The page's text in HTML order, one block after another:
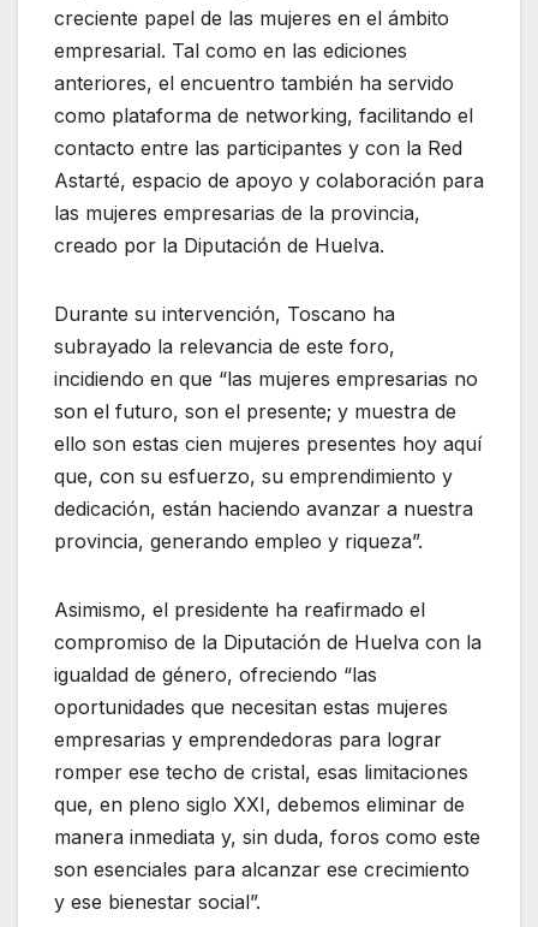
creciente papel de las mujeres en el ámbito
empresarial. Tal como en las ediciones
anteriores, el encuentro también ha servido
como plataforma de networking, facilitando el
contacto entre las participantes y con la Red
Astarté, espacio de apoyo y colaboración para
las mujeres empresarias de la provincia,
creado por la Diputación de Huelva.
Durante su intervención, Toscano ha
subrayado la relevancia de este foro,
incidiendo en que “las mujeres empresarias no
son el futuro, son el presente; y muestra de
ello son estas cien mujeres presentes hoy aquí
que, con su esfuerzo, su emprendimiento y
dedicación, están haciendo avanzar a nuestra
provincia, generando empleo y riqueza”.
Asimismo, el presidente ha reafirmado el
compromiso de la Diputación de Huelva con la
igualdad de género, ofreciendo “las
oportunidades que necesitan estas mujeres
empresarias y emprendedoras para lograr
romper ese techo de cristal, esas limitaciones
que, en pleno siglo XXI, debemos eliminar de
manera inmediata y, sin duda, foros como este
son esenciales para alcanzar ese crecimiento
y ese bienestar social”.